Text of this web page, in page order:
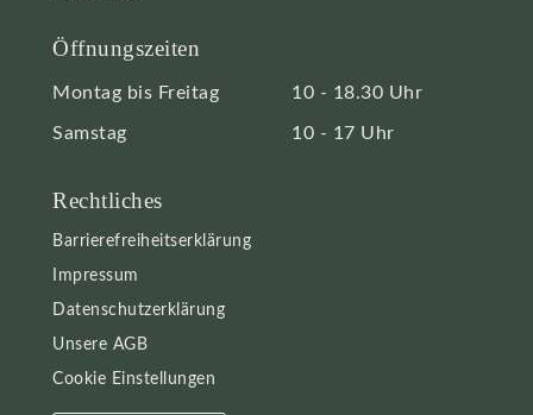
Öffnungszeiten
Montag bis Freitag 10 - 18.30 Uhr
Samstag 10 - 17 Uhr
Rechtliches
Barrierefreiheitserklärung
Impressum
Datenschutzerklärung
Unsere AGB
Cookie Einstellungen